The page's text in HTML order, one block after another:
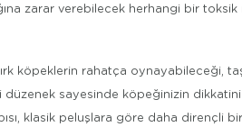
zarar verebilecek herhangi bir
köpeklerin rahatça oynayabileceği,
düzenek sayesinde köpeğinizin
klasik peluşlara göre daha dirençli